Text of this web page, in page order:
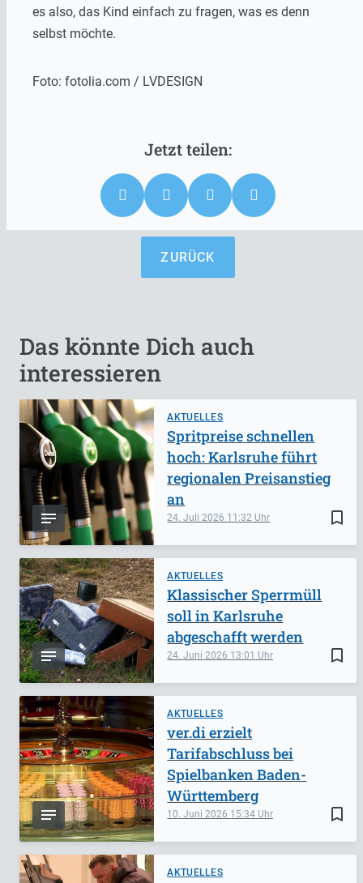
es also, das Kind einfach zu fragen, was es denn
selbst möchte.
Foto: fotolia.com / LVDESIGN
ZURÜCK
Das könnte Dich auch
interessieren
AKTUELLES
bookmark_border
24. Juli 2026 11:32
Spritpreise schnellen
hoch: Karlsruhe führt
regionalen Preisanstieg
an
AKTUELLES
bookmark_border
24. Juni 2026 13:01
Klassischer Sperrmüll
soll in Karlsruhe
abgeschafft werden
AKTUELLES
bookmark_border
10. Juni 2026 15:34
ver.di erzielt
Tarifabschluss bei
Spielbanken Baden-
Württemberg
AKTUELLES